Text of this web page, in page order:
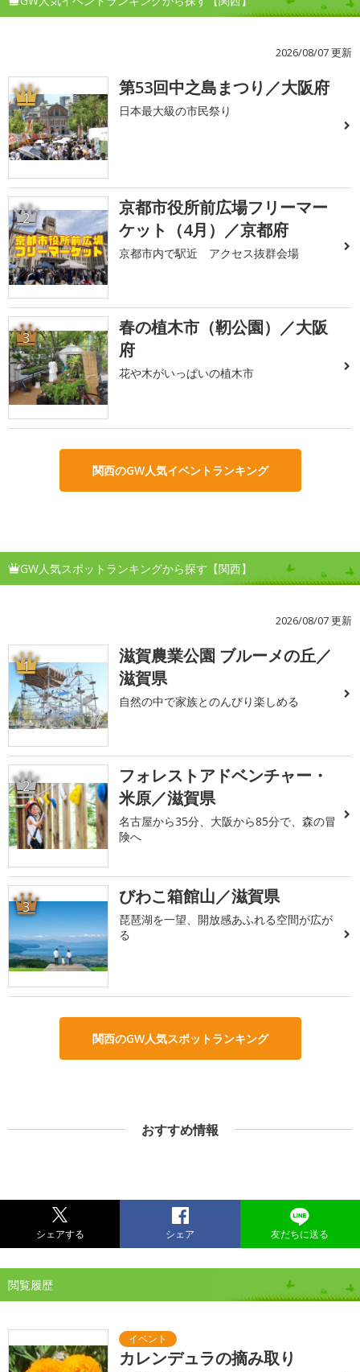
2026/08/07 更新
1 第53回中之島まつり／大阪府
日本最大級の市民祭り
2
京都市役所前広場フリーマー
ケット（4月）／京都府
京都市内で駅近 アクセス抜群会場
3
春の植木市（靭公園）／大阪
府
花や木がいっぱいの植木市
関西のGW人気イベントランキング
GW人気スポットランキングから探す【関西】
2026/08/07 更新
1
滋賀農業公園 ブルーメの丘／
滋賀県
自然の中で家族とのんびり楽しめる
2
フォレストアドベンチャー・
米原／滋賀県
名古屋から35分、大阪から85分で、森の冒
険へ
3 びわこ箱館山／滋賀県
琵琶湖を一望、開放感あふれる空間が広が
る
関西のGW人気スポットランキング
おすすめ情報
シェアする シェア 友だちに送る
閲覧履歴
カレンデュラの摘み取り